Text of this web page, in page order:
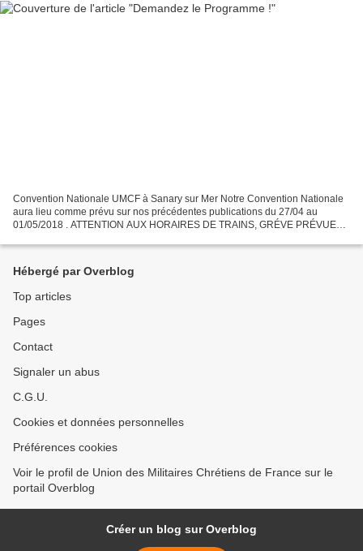
Convention Nationale UMCF à Sanary sur Mer Notre Convention Nationale
aura lieu comme prévu sur nos précédentes publications du 27/04 au
01/05/2018 . ATTENTION AUX HORAIRES DE TRAINS, GRÉVE PRÉVUE
Hébergé par Overblog
Top articles
Pages
Contact
Signaler un abus
C.G.U.
Cookies et données personnelles
Préférences cookies
Voir le profil de Union des Militaires Chrétiens de France sur le
portail Overblog
Créer un blog sur Overblog